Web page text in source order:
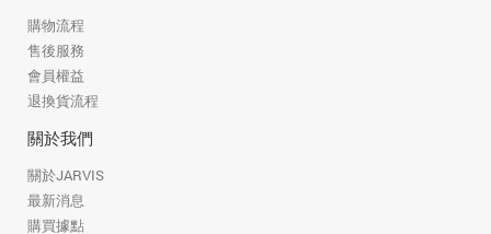
購物流程
售後服務
會員權益
退換貨流程
關於我們
關於JARVIS
最新消息
購買據點